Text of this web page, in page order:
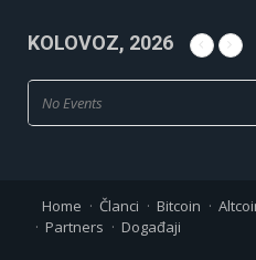
KOLOVOZ, 2026
No Events
Home Članci Bitcoin
Partners
Događaji